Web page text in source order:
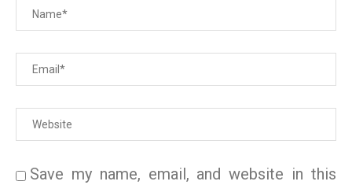
Save my name, email, and website in this